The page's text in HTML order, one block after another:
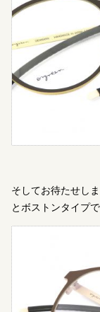
そしてお待たせし
とボストンタイプ